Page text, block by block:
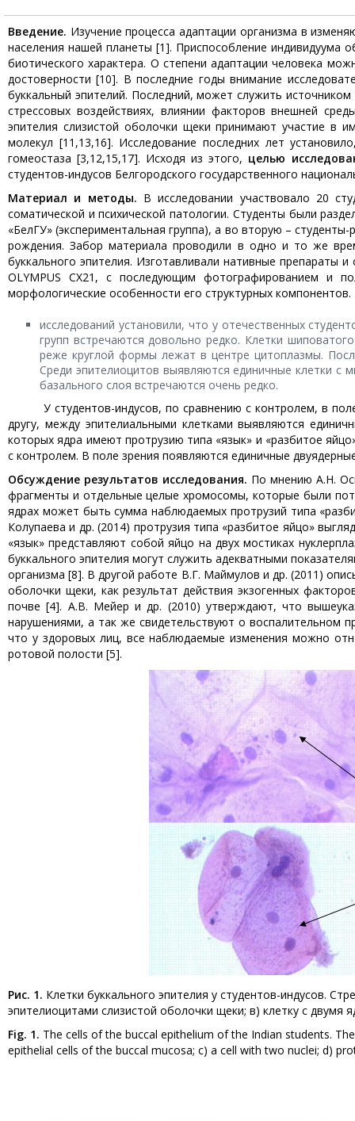
Введение. Изучение процесса адаптации организма в
населения нашей планеты [1]. Приспособление индивидуума
биотического характера. О степени адаптации человека
достоверности [10]. В последние годы внимание
буккальный эпителий. Последний, может служить
стрессовых воздействиях, влиянии факторов внешней
эпителия слизистой оболочки щеки принимают участие в
молекул [11,13,16]. Исследование последних лет
гомеостаза [3,12,15,17]. Исходя из этого, целью
студентов-индусов Белгородского государственного
Материал и методы. В исследовании участвовало 20
соматической и психической патологии. Студенты были
«БелГУ» (экспериментальная группа), а во вторую –
рождения. Забор материала проводили в одно и то же
буккального эпителия. Изготавливали нативные
OLYMPUS CX21, с последующим фотографированием и
морфологические особенности его структурных компонентов.
исследований установили, что у отечественных
групп встречаются довольно редко. Клетки
реже круглой формы лежат в центре цитоплазмы.
Среди эпителиоцитов выявляются единичные клетки с
базального слоя встречаются очень редко.
У студентов-индусов, по сравнению с контролем, в поле
другу, между эпителиальными клетками выявляются
которых ядра имеют протрузию типа «язык» и «разбитое
с контролем. В поле зрения появляются единичные
Обсуждение результатов исследования. По мнению А.Н.
фрагменты и отдельные целые хромосомы, которые были
ядрах может быть сумма наблюдаемых протрузий типа
Колупаева и др. (2014) протрузия типа «разбитое яйцо»
«язык» представляют собой яйцо на двух мостиках
буккального эпителия могут служить адекватными
организма [8]. В другой работе В.Г. Маймулов и др. (2011)
оболочки щеки, как результат действия экзогенных
почве [4]. А.В. Мейер и др. (2010) утверждают, что
нарушениями, а так же свидетельствуют о воспалительном
что у здоровых лиц, все наблюдаемые изменения можно
ротовой полости [5].
Рис. 1. Клетки буккального эпителия у студентов-индусов.
эпителиоцитами слизистой оболочки щеки; в) клетку с двумя
Fig. 1. The cells of the buccal epithelium of the Indian students.
epithelial cells of the buccal mucosa; c) a cell with two nuclei; d)